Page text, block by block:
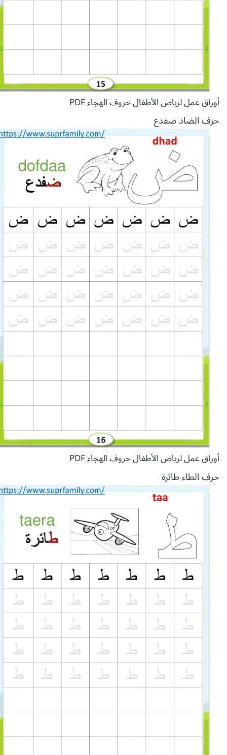
أوراق عمل لرياض الأطفال حروف الهجاء PDF
حرف الضاد ضفدع
أوراق عمل لرياض الأطفال حروف الهجاء PDF
حرف الطاء طائرة